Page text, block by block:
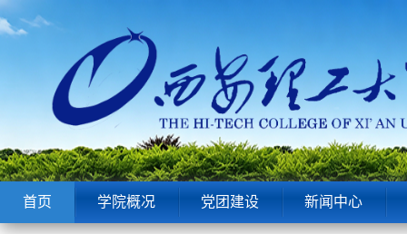
首页 学院概况 党团建设 新闻中心